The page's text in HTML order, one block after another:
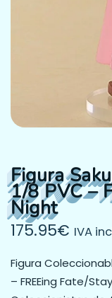
Figura
1/8 PVC –
Night
175.95€ IVA
Figura
– FREEing Fate/